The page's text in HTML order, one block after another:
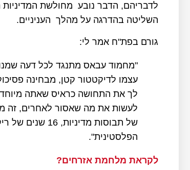
לדבריהם, הדבר נובע מחולשת
השליטה בהדרגה על מהלך העניניים.
גורם בפת"ח אמר לי:
"מחמוד עבאס מתנגד לכל דעה
עצמו לדיקטטור קטן, מבחינה
לך את התחושה כראיס שאתה
של תבוסות
הפלסטינית".
לקראת מלחמת אזרחים?